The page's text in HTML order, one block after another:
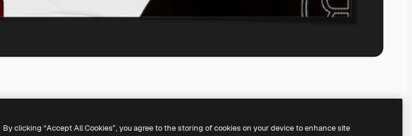
By clicking “Accept All Cookies”, you agree to the storing of cookies on your device to enhance site